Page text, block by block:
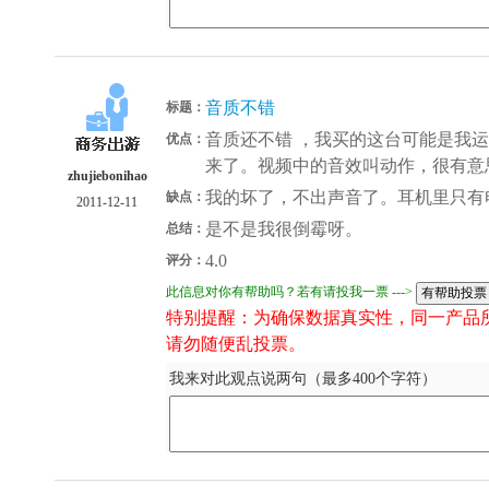
zhujiebonihao
2011-12-11
标题： 音质不错
优点： 音质还不错 ，我买的这台可能是我
来了。视频中的音效叫动作，很有意
缺点： 我的坏了，不出声音了。耳机里只
总结： 是不是我很倒霉呀。
评分： 4.0
此信息对你有帮助吗？若有请投我一票 --->
特别提醒：为确保数据真实性，同一产
请勿随便乱投票。
我来对此观点说两句（最多400个字符）